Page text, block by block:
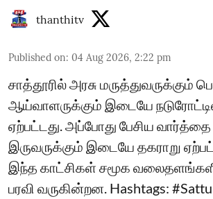
thanthitv
Published on: 04 Aug 2026, 2:22 pm
சாத்தூரில் அரசு மருத்துவருக்கும்
ஆய்வாளருக்கும் இடையே
ஏற்பட்டது. அப்போது பேசிய
இருவருக்கும் இடையே தகராறு
இந்த காட்சிகள் சமூக
பரவி வருகின்றன. Hashtags: